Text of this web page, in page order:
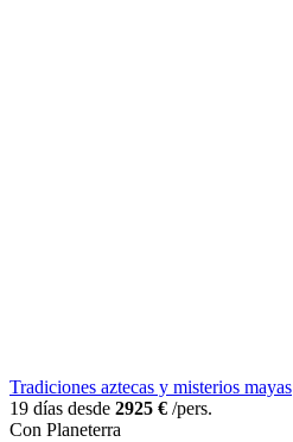
Tradiciones aztecas y misterios mayas
19 días desde 2925 € /pers.
Con Planeterra